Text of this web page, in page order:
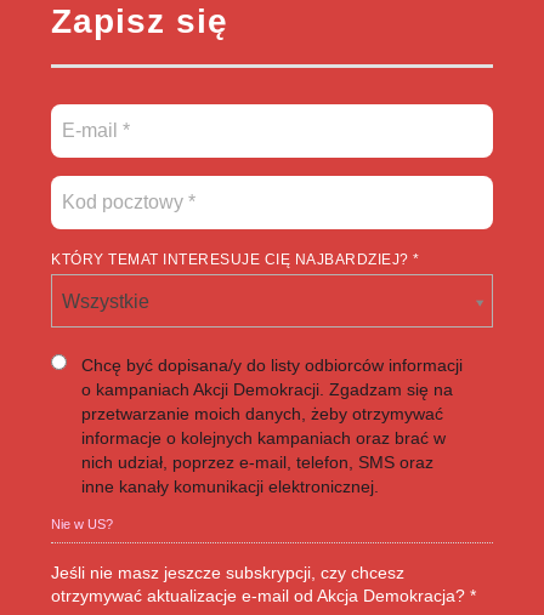
Zapisz się
KTÓRY TEMAT INTERESUJE CIĘ NAJBARDZIEJ? *
Wszystkie
Chcę być dopisana/y do listy odbiorców informacji
o kampaniach Akcji Demokracji. Zgadzam się na
przetwarzanie moich danych, żeby otrzymywać
informacje o kolejnych kampaniach oraz brać w
nich udział, poprzez e-mail, telefon, SMS oraz
inne kanały komunikacji elektronicznej.
Nie wUS?
Jeśli nie masz jeszcze subskrypcji, czy chcesz
otrzymywać aktualizacje e-mail od Akcja Demokracja? *